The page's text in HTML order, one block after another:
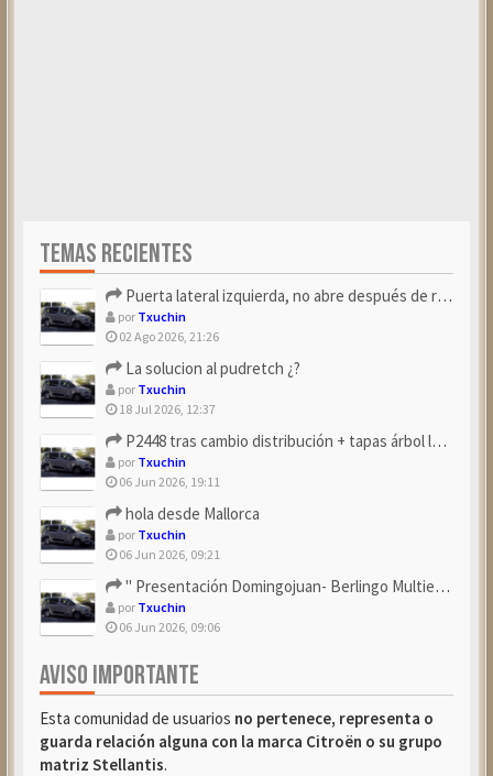
TEMAS RECIENTES
Puerta lateral izquierda, no abre después de repostar.
por Txuchin
02 Ago 2026, 21:26
La solucion al pudretch ¿?
por Txuchin
18 Jul 2026, 12:37
P2448 tras cambio distribución + tapas árbol levas
por Txuchin
06 Jun 2026, 19:11
hola desde Mallorca
por Txuchin
06 Jun 2026, 09:21
" Presentación Domingojuan- Berlingo Multiespace Blue ...
por Txuchin
06 Jun 2026, 09:06
AVISO IMPORTANTE
Esta comunidad de usuarios no pertenece, representa o
guarda relación alguna con la marca Citroën o su grupo
matriz Stellantis.